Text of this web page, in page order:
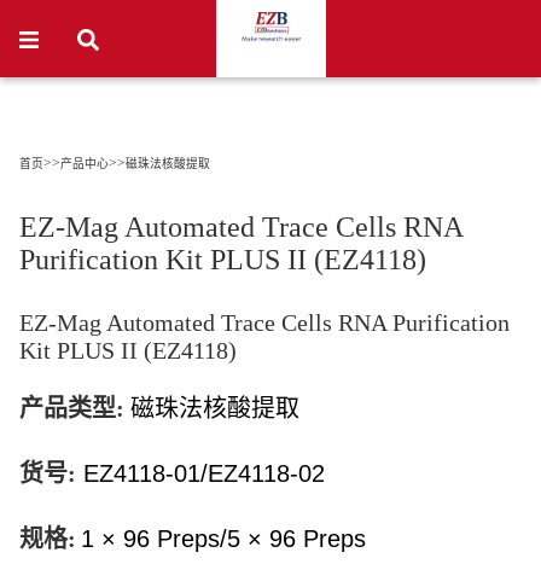
首页>>产品中心>>磁珠法核酸提取
EZ-Mag Automated Trace Cells RNA
Purification Kit PLUS II (EZ4118)
EZ-Mag Automated Trace Cells RNA Purification
Kit PLUS II (EZ4118)
产品类型: 磁珠法核酸提取
货号: EZ4118-01/EZ4118-02
规格: 1 × 96 Preps/5 × 96 Preps